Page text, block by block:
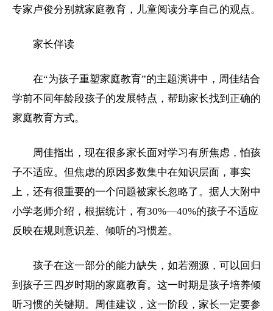
专家卢俊分别就家庭教育，儿童阅读分享自己的观点。
家长伴读
在“为孩子重塑家庭教育”的主题演讲中，周佳结合
学前不同年龄段孩子的发展特点，帮助家长找到正确的
家庭教育方式。
周佳指出，现在很多家长面对学习有所焦虑，怕孩
子不适应。但焦虑的原因多数集中在知识层面，事实
上，还有很重要的一个问题被家长忽略了。据人大附中
小学老师介绍，根据统计，有30%—40%的孩子不适应
反映在规则意识差、倾听的习惯差。
孩子在这一部分的能力缺失，如若溯源，可以回归
到孩子三四岁时期的家庭教育。这一时期是孩子培养倾
听习惯的关键期。周佳建议，这一阶段，家长一定要参